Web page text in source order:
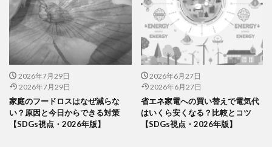
2026年7月29日
2026年7月29日
家庭のフードロスはなぜ減らな
い？原因と今日からできる対策
【SDGs視点・2026年版】
2026年6月27日
2026年6月27日
省エネ家電への買い替えで電気代
はいくら安くなる？比較とコツ
【SDGs視点・2026年版】